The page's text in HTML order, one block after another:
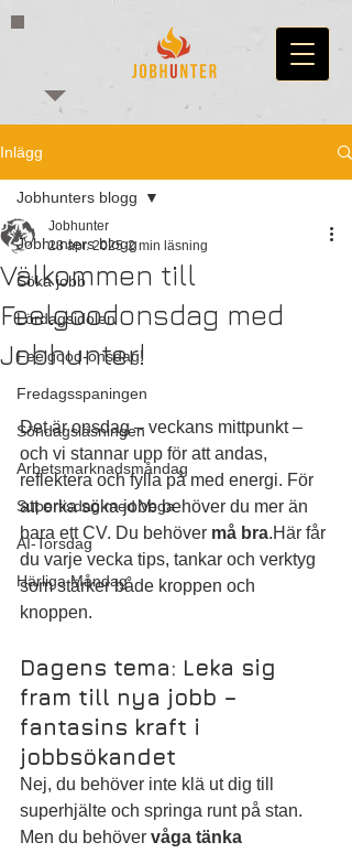
Inlägg
Jobhunters blogg
Söka jobb
Lördagsidolen
Feelgood-onsdag!
Fredagsspaningen
Söndagsläsningen
Arbetsmarknadsmåndag
Supertisdag med Vega
AI-Torsdag
Härliga Måndag
Jobhunters blogg
Välkommen till
Feelgoodonsdag med
Jobhunter!
Jobhunter
23 apr. 2025 2 min läsning
Det är onsdag – veckans mittpunkt –
och vi stannar upp för att andas,
reflektera och fylla på med energi. För
att orka söka jobb behöver du mer än
bara ett CV. Du behöver må bra.Här får
du varje vecka tips, tankar och verktyg
som stärker både kroppen och
knoppen.
Dagens tema: Leka sig
fram till nya jobb –
fantasins kraft i
jobbsökandet
Nej, du behöver inte klä ut dig till
superhjälte och springa runt på stan.
Men du behöver våga tänka